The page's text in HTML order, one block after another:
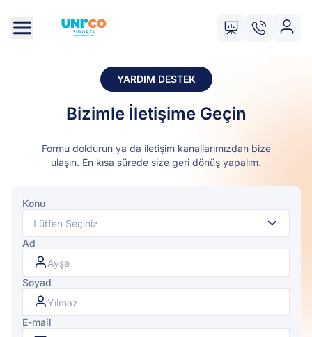
YARDIM DESTEK
Bizimle İletişime Geçin
Formu doldurun ya da iletişim kanallarımızdan bize
ulaşın. En kısa sürede size geri dönüş yapalım.
Konu
Lütfen Seçiniz
Ad
Soyad
E-mail